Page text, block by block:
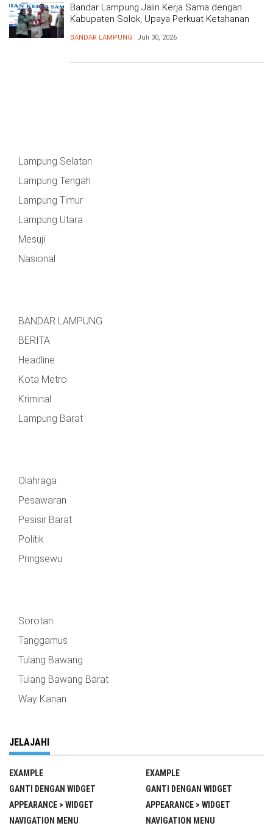
Bandar Lampung Jalin Kerja Sama dengan
Kabupaten Solok, Upaya Perkuat Ketahanan
BANDAR LAMPUNG Juli 30, 2026
Lampung Selatan
Lampung Tengah
Lampung Timur
Lampung Utara
Mesuji
Nasional
BANDAR LAMPUNG
BERITA
Headline
Kota Metro
Kriminal
Lampung Barat
Olahraga
Pesawaran
Pesisir Barat
Politik
Pringsewu
Sorotan
Tanggamus
Tulang Bawang
Tulang Bawang Barat
Way Kanan
JELAJAHI
EXAMPLE
GANTI DENGAN WIDGET
APPEARANCE > WIDGET
NAVIGATION MENU
EXAMPLE
GANTI DENGAN WIDGET
APPEARANCE > WIDGET
NAVIGATION MENU